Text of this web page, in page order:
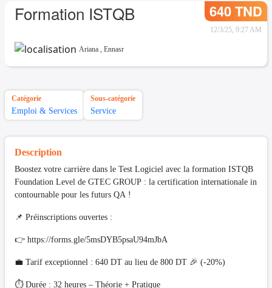
Formation ISTQB 640 TND
12/3/25, 9:27 AM
Ariana , Ennasr
Catégorie
Emploi & Services
Sous-catégorie
Service
Description
Boostez votre carrière dans le Test Logiciel avec la formation ISTQB
Foundation Level de GTEC GROUP : la certification internationale in
contournable pour les futurs QA !
📌 Préinscriptions ouvertes :
👉 https://forms.gle/5msDYB5psaU94mJbA
💼 Tarif exceptionnel : 640 DT au lieu de 800 DT 🎉 (-20%)
⏱ Durée : 32 heures – Théorie + Pratique